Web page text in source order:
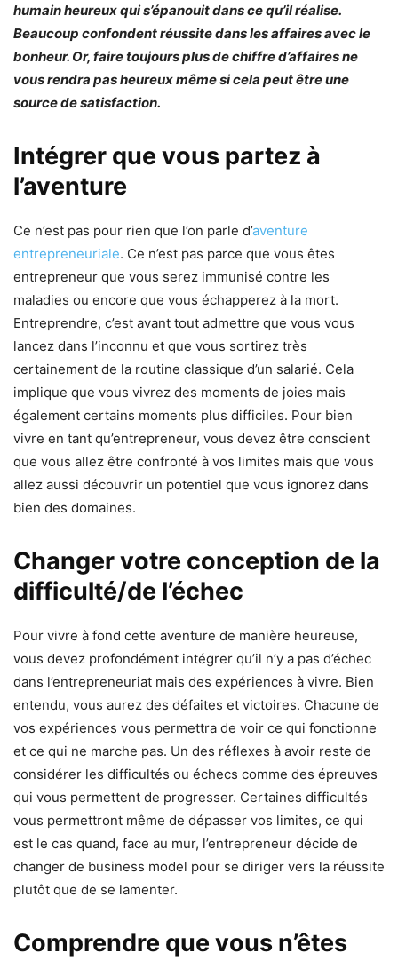
humain heureux qui s’épanouit dans ce qu’il réalise.
Beaucoup confondent réussite dans les affaires avec le
bonheur. Or, faire toujours plus de chiffre d’affaires ne
vous rendra pas heureux même si cela peut être une
source de satisfaction.
Intégrer que vous partez à
l’aventure
Ce n’est pas pour rien que l’on parle d’aventure
entrepreneuriale. Ce n’est pas parce que vous êtes
entrepreneur que vous serez immunisé contre les
maladies ou encore que vous échapperez à la mort.
Entreprendre, c’est avant tout admettre que vous vous
lancez dans l’inconnu et que vous sortirez très
certainement de la routine classique d’un salarié. Cela
implique que vous vivrez des moments de joies mais
également certains moments plus difficiles. Pour bien
vivre en tant qu’entrepreneur, vous devez être conscient
que vous allez être confronté à vos limites mais que vous
allez aussi découvrir un potentiel que vous ignorez dans
bien des domaines.
Changer votre conception de la
difficulté/de l’échec
Pour vivre à fond cette aventure de manière heureuse,
vous devez profondément intégrer qu’il n’y a pas d’échec
dans l’entrepreneuriat mais des expériences à vivre. Bien
entendu, vous aurez des défaites et victoires. Chacune de
vos expériences vous permettra de voir ce qui fonctionne
et ce qui ne marche pas. Un des réflexes à avoir reste de
considérer les difficultés ou échecs comme des épreuves
qui vous permettent de progresser. Certaines difficultés
vous permettront même de dépasser vos limites, ce qui
est le cas quand, face au mur, l’entrepreneur décide de
changer de business model pour se diriger vers la réussite
plutôt que de se lamenter.
Comprendre que vous n’êtes